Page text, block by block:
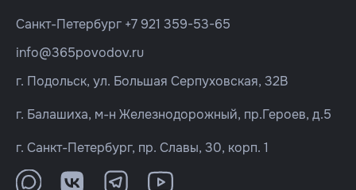
Санкт-Петербург +7 921 359-53-65
info@365povodov.ru
г. Подольск, ул. Большая Серпуховская, 32В
г. Балашиха, м-н Железнодорожный, пр.Героев, д.5
г. Санкт-Петербург, пр. Славы, 30, корп. 1